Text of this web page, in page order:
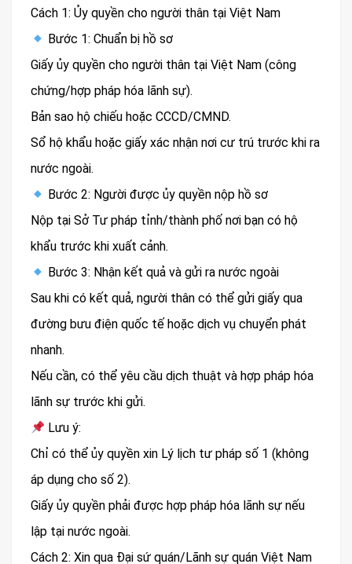
Cách 1: Ủy quyền cho người thân tại Việt Nam
Bước 1: Chuẩn bị hồ sơ
Giấy ủy quyền cho người thân tại Việt Nam (công
chứng/hợp pháp hóa lãnh sự).
Bản sao hộ chiếu hoặc CCCD/CMND.
Sổ hộ khẩu hoặc giấy xác nhận nơi cư trú trước khi ra
nước ngoài.
Bước 2: Người được ủy quyền nộp hồ sơ
Nộp tại Sở Tư pháp tỉnh/thành phố nơi bạn có hộ
khẩu trước khi xuất cảnh.
Bước 3: Nhận kết quả và gửi ra nước ngoài
Sau khi có kết quả, người thân có thể gửi giấy qua
đường bưu điện quốc tế hoặc dịch vụ chuyển phát
nhanh.
Nếu cần, có thể yêu cầu dịch thuật và hợp pháp hóa
lãnh sự trước khi gửi.
Lưu ý:
Chỉ có thể ủy quyền xin Lý lịch tư pháp số 1 (không
áp dụng cho số 2).
Giấy ủy quyền phải được hợp pháp hóa lãnh sự nếu
lập tại nước ngoài.
Cách 2: Xin qua Đại sứ quán/Lãnh sự quán Việt Nam